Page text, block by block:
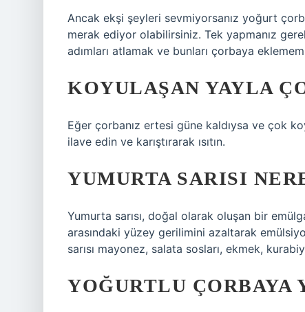
Ancak ekşi şeyleri sevmiyorsanız yoğurt
merak ediyor olabilirsiniz. Tek yapmanız
adımları atlamak ve bunları çorbaya
KOYULAŞAN YAYLA
Eğer çorbanız ertesi güne kaldıysa ve çok
ilave edin ve karıştırarak ısıtın.
YUMURTA SARISI
Yumurta sarısı, doğal olarak oluşan bir
arasındaki yüzey gerilimini azaltarak
sarısı mayonez, salata sosları, ekmek,
YOĞURTLU